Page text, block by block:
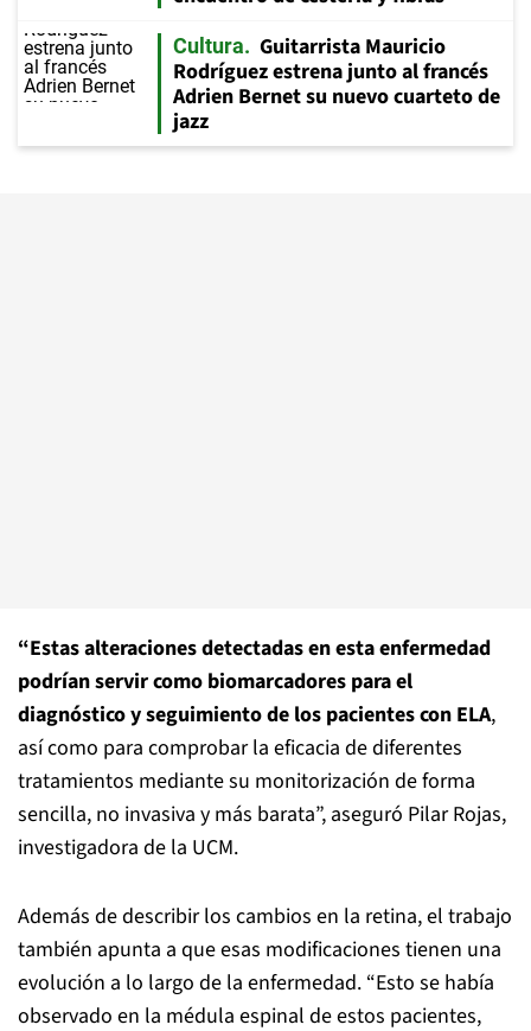
Cultura
Guitarrista Mauricio
Rodríguez estrena junto al francés
Adrien Bernet su nuevo cuarteto de
jazz
“Estas alteraciones detectadas en esta enfermedad
podrían servir como biomarcadores para el
diagnóstico y seguimiento de los pacientes con ELA,
así como para comprobar la eficacia de diferentes
tratamientos mediante su monitorización de forma
sencilla, no invasiva y más barata”, aseguró Pilar Rojas,
investigadora de la UCM.
Además de describir los cambios en la retina, el trabajo
también apunta a que esas modificaciones tienen una
evolución a lo largo de la enfermedad. “Esto se había
observado en la médula espinal de estos pacientes,